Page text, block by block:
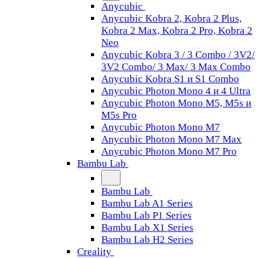
Anycubic
Anycubic Kobra 2, Kobra 2 Plus,
Kobra 2 Max, Kobra 2 Pro, Kobra 2
Neo
Anycubic Kobra 3 / 3 Combo / 3V2/
3V2 Combo/ 3 Max/ 3 Max Combo
Anycubic Kobra S1 и S1 Combo
Anycubic Photon Mono 4 и 4 Ultra
Anycubic Photon Mono M5, M5s и
M5s Pro
Anycubic Photon Mono M7
Anycubic Photon Mono M7 Max
Anycubic Photon Mono M7 Pro
Bambu Lab
Bambu Lab
Bambu Lab A1 Series
Bambu Lab P1 Series
Bambu Lab X1 Series
Bambu Lab H2 Series
Creality